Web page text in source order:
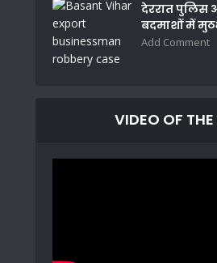
देररात पुलिस
बदमाशों में
Add Comment
VIDEO OF